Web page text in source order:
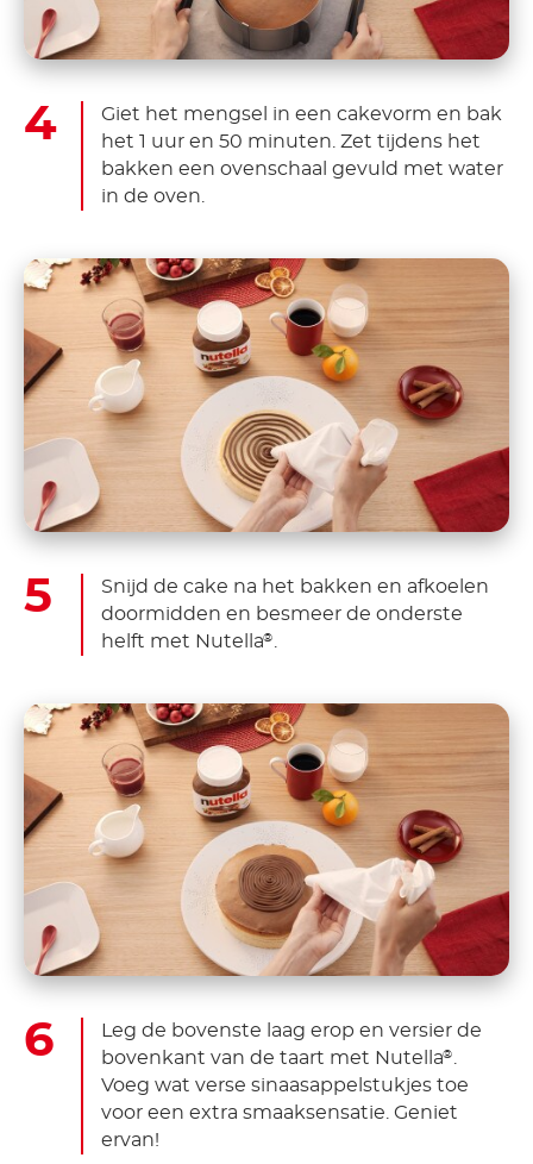
Giet het mengsel in een cakevorm en bak
het 1 uur en 50 minuten. Zet tijdens het
bakken een ovenschaal gevuld met water
in de oven.
Snijd de cake na het bakken en afkoelen
doormidden en besmeer de onderste
helft met Nutella®
Leg de bovenste laag erop en versier de
bovenkant van de taart met Nutella®
Voeg wat verse sinaasappelstukjes toe
voor een extra smaaksensatie. Geniet
ervan!